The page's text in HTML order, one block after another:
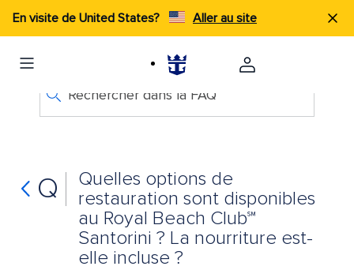
En visite de United States? Aller au site
Rechercher dans la FAQ
Q
Quelles options de
restauration sont disponibles
au Royal Beach Club℠
Santorini ? La nourriture est-
elle incluse ?